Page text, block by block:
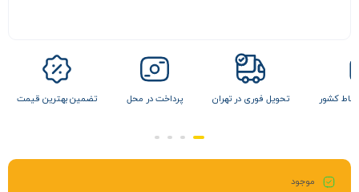
کشور تحویل فوری در تهران پرداخت در محل تضمین بهترین قیمت
موجود